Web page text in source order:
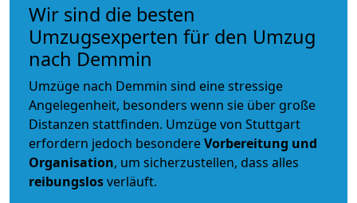
Wir sind die besten
Umzugsexperten für den Umzug
nach Demmin
Umzüge nach Demmin sind eine stressige
Angelegenheit, besonders wenn sie über große
Distanzen stattfinden. Umzüge von Stuttgart
erfordern jedoch besondereVorbereitung und
Organisation, um sicherzustellen, dass alles
reibungslosverläuft.